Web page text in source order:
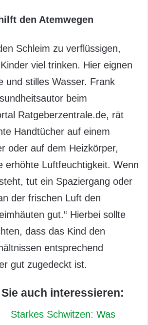
den Atemwegen
Schleim zu verflüssigen,
viel trinken. Hier eignen
und stilles Wasser. Frank
beim
Ratgeberzentrale.de, rät
Handtücher auf einem
oder auf dem Heizkörper,
erhöhte Luftfeuchtigkeit. Wenn
tut ein Spaziergang oder
der frischen Luft den
gut.“ Hierbei sollte
dass das Kind den
entsprechend
gut zugedeckt ist.
auch interessieren:
Starkes Schwitzen: Was